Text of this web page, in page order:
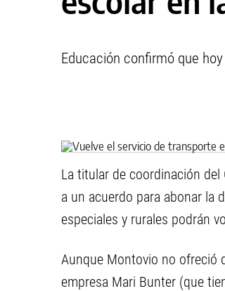
Educación confirmó que
La titular de coordinación
a un acuerdo para abonar la
especiales y rurales podrán
Aunque Montovio no ofreció
empresa Mari Bunter (que